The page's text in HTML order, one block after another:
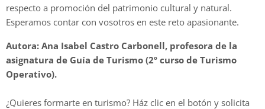
respecto a promoción del patrimonio cultural y natural.
Esperamos contar con vosotros en este reto apasionante.
Autora: Ana Isabel Castro Carbonell, profesora de la
asignatura de Guía de Turismo (2º curso de Turismo
Operativo).
¿Quieres formarte en turismo? Ház clic en el botón y solicita